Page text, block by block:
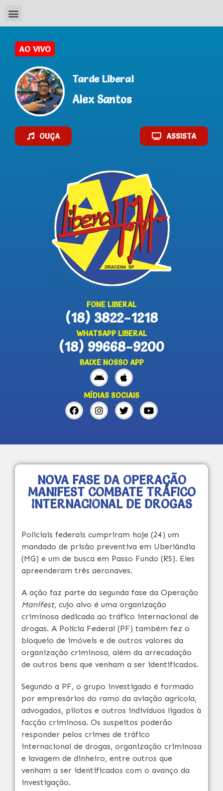
AO VIVO
Tarde Liberal
Alex Santos
OUÇA ASSISTA
FONE LIBERAL
(18) 3822-1218
WHATSAPP LIBERAL
(18) 99668-9200
BAIXE NOSSO APP
MÍDIAS SOCIAIS
NOVA FASE DA OPERAÇÃO
MANIFEST COMBATE TRÁFICO
INTERNACIONAL DE DROGAS
Policiais federais cumpriram hoje (24) um
mandado de prisão preventiva em Uberlândia
(MG) e um de busca em Passo Fundo (RS). Eles
apreenderam três aeronaves.
A ação faz parte da segunda fase da Operação
Manifest, cujo alvo é uma organização
criminosa dedicada ao tráfico internacional de
drogas. A Polícia Federal (PF) também fez o
bloqueio de imóveis e de outros valores da
organização criminosa, além da arrecadação
de outros bens que venham a ser identificados.
Segundo a PF, o grupo investigado é formado
por empresários do ramo da aviação agrícola,
advogados, pilotos e outros indivíduos ligados à
facção criminosa. Os suspeitos poderão
responder pelos crimes de tráfico
internacional de drogas, organização criminosa
e lavagem de dinheiro, entre outros que
venham a ser identificados com o avanço da
investigação.